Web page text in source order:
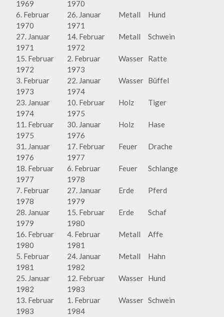
1969
1970
6. Februar
1970
26. Januar
1971
Metall Hund
27. Januar
1971
14. Februar
1972
Metall Schwein
15. Februar
1972
2. Februar
1973
Wasser Ratte
3. Februar
1973
22. Januar
1974
Wasser Büffel
23. Januar
1974
10. Februar
1975
Holz Tiger
11. Februar
1975
30. Januar
1976
Holz Hase
31. Januar
1976
17. Februar
1977
Feuer Drache
18. Februar
1977
6. Februar
1978
Feuer Schlange
7. Februar
1978
27. Januar
1979
Erde Pferd
28. Januar
1979
15. Februar
1980
Erde Schaf
16. Februar
1980
4. Februar
1981
Metall Affe
5. Februar
1981
24. Januar
1982
Metall Hahn
25. Januar
1982
12. Februar
1983
Wasser Hund
13. Februar
1983
1. Februar
1984
Wasser Schwein